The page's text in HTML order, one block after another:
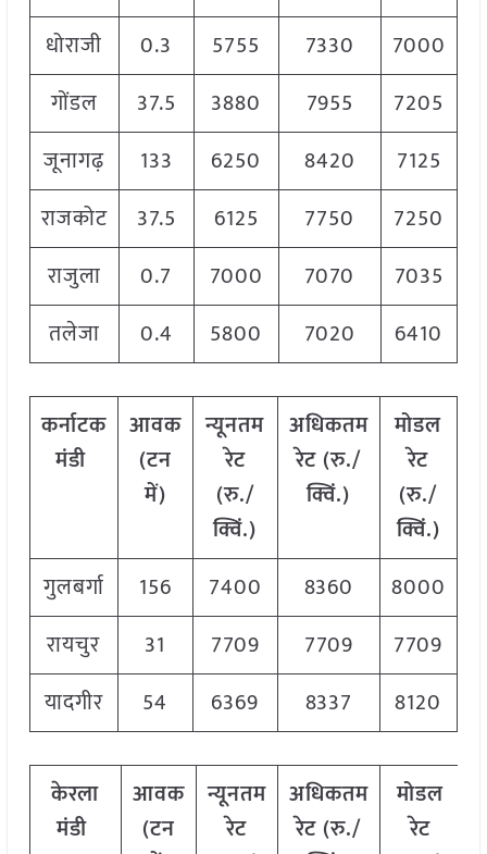
धोराजी
0.3 5755 7330
7000
गोंडल
37.5 3880 7955
7205
जूनागढ़
133 6250 8420
7125
राजकोट
37.5 6125 7750
7250
राजुला
0.7 7000 7070
7035
तलेजा
0.4 5800 7020 6410
कर्नाटक
मंडी
आवक
(टन
में)
न्यूनतम
रेट
(रु./
क्विं.)
अधिकतम
रेट (रु./
क्विं.)
मोडल
रेट
(रु./
क्विं.)
गुलबर्गा
156 7400 8360
8000
रायचुर
31 7709 7709
7709
यादगीर
54 6369 8337 8120
केरला
मंडी
आवक
(टन
न्यूनतम
रेट
अधिकतम
रेट (रु./
मोडल
रेट